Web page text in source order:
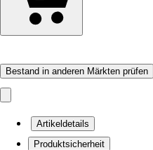
Bestand in anderen Märkten prüfen
Artikeldetails
Produktsicherheit